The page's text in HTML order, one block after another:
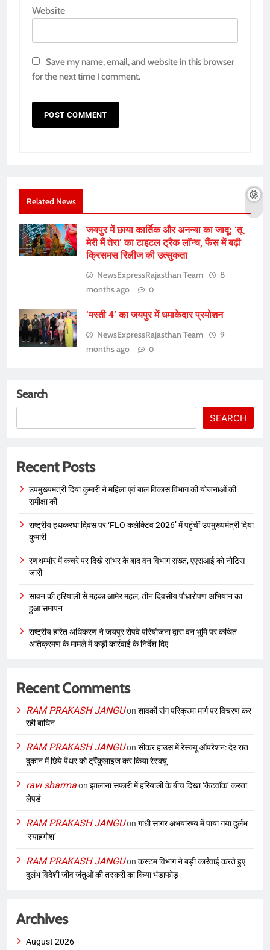
Website
Save my name, email, and website in this browser
for the next time I comment.
Related News
जयपुर में छाया कार्तिक और अनन्या का जादू: ‘तू
मेरी मैं तेरा’ का टाइटल ट्रैक लॉन्च, फैंस में बढ़ी
क्रिसमस रिलीज की उत्सुकता
NewsExpressRajasthan Team
8
months ago
0
‘मस्ती 4’ का जयपुर में धमाकेदार प्रमोशन
NewsExpressRajasthan Team
9
months ago
0
Search
SEARCH
Recent Posts
उपमुख्यमंत्री दिया कुमारी ने महिला एवं बाल विकास विभाग की योजनाओं की
समीक्षा की
राष्ट्रीय हथकरघा दिवस पर ‘FLO कलेक्टिव 2026’ में पहुंचीं उपमुख्यमंत्री दिया
कुमारी
रणथम्भौर में कचरे पर दिखे सांभर के बाद वन विभाग सख्त, एएसआई को नोटिस
जारी
सावन की हरियाली से महका आमेर महल, तीन दिवसीय पौधारोपण अभियान का
हुआ समापन
राष्ट्रीय हरित अधिकरण ने जयपुर रोपवे परियोजना द्वारा वन भूमि पर कथित
अतिक्रमण के मामले में कड़ी कार्रवाई के निर्देश दिए
Recent Comments
RAM PRAKASH JANGUon शावकों संग परिक्रमा मार्ग पर विचरण कर
रही बाघिन
RAM PRAKASH JANGUon सीकर हाउस में रेस्क्यू ऑपरेशन: देर रात
दुकान में छिपे पैंथर को ट्रैंकुलाइज कर किया रेस्क्यू
ravi sharmaon झालाना सफारी में हरियाली के बीच दिखा ‘कैटवॉक’ करता
लेपर्ड
RAM PRAKASH JANGUon गांधी सागर अभयारण्य में पाया गया दुर्लभ
‘स्याहगोश’
RAM PRAKASH JANGUon कस्टम विभाग ने बड़ी कार्रवाई करते हुए
दुर्लभ विदेशी जीव जंतुओं की तस्करी का किया भंडाफोड़
Archives
August 2026